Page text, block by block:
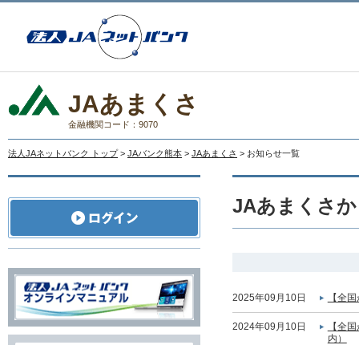
JAあまくさ
金融機関コード：9070
法人JAネットバンク トップ > JAバンク熊本 > JAあまくさ > お知らせ一覧
JAあまくさ
2025年09月10日 【全
2024年09月10日
【全
内）